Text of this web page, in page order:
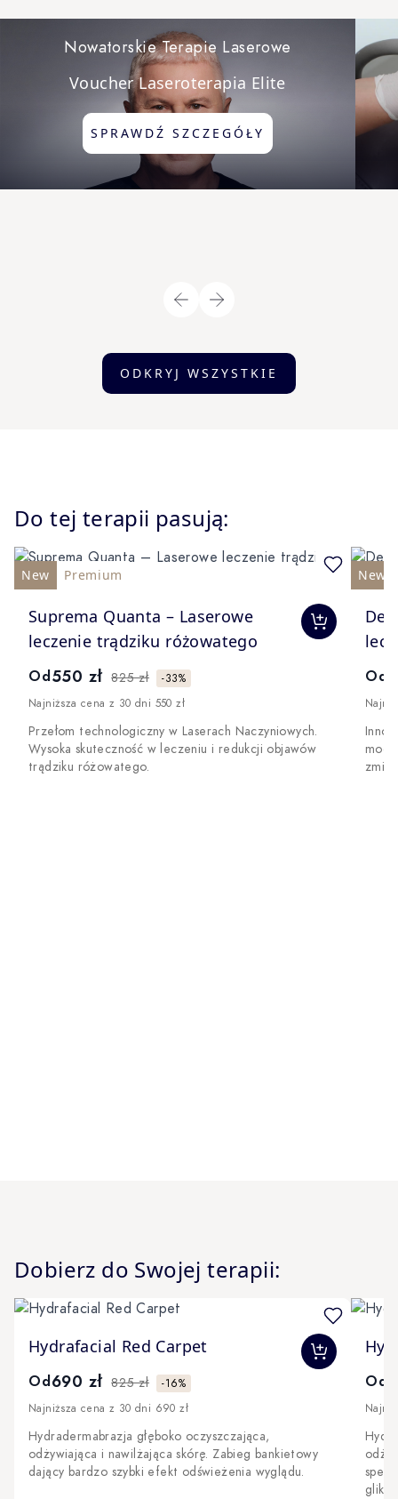
Navigating through the elements of the carousel is possible
Nowatorskie Terapie Laserowe
Voucher Laseroterapia Elite
SPRAWDŹ SZCZEGÓŁY
ODKRYJ WSZYSTKIE
Do tej terapii pasują:
Navigating through the elements of the carousel is
New Premium
Suprema Quanta – Laserowe
leczenie trądziku różowatego
The price depends on the options chosen on the
Od550 zł 825 zł
-33%
Najniższa cena z 30 dni 550 zł
Przełom technologiczny w Laserach Naczyniowych.
Wysoka skuteczność w leczeniu i redukcji objawów
trądziku różowatego.
New
The
Od
Dobierz do Swojej terapii:
Navigating through the elements of the carousel is
Hydrafacial Red Carpet
The price depends on the options chosen on the
Od690 zł 825 zł
-16%
Najniższa cena z 30 dni 690 zł
Hydradermabrazja głęboko oczyszczająca,
odżywiająca i nawilżająca skórę. Zabieg bankietowy
dający bardzo szybki efekt odświeżenia wyglądu.
The
Od